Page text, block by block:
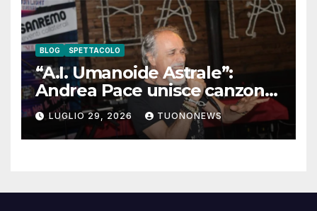
BLOG SPETTACOLO
“A.I. Umanoide Astrale”:
Andrea Pace unisce canzone
d’autore e ricerca
contemporanea
LUGLIO 29, 2026 TUONONEWS